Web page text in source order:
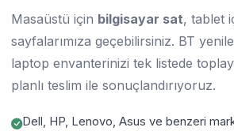
Masaüstü için bilgisayar sat, tablet
sayfalarımıza geçebilirsiniz. BT
laptop envanterinizi tek listede
planlı teslim ile sonuçlandırıyoruz.
Dell, HP, Lenovo, Asus ve benzeri